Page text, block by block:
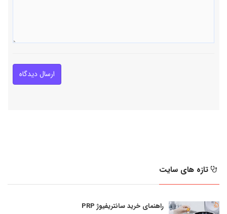
ارسال دیدگاه
تازه های سایت
راهنمای خرید سانتریفیوژ PRP